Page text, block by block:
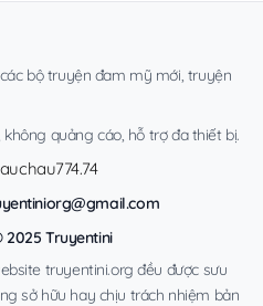
bộ truyện đam mỹ mới, truyện
quảng cáo, hỗ trợ đa thiết bị.
Truyentini
truyentini.org đều được sưu
sở hữu hay chịu trách nhiệm bản